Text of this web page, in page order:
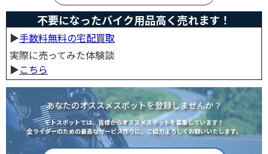
不要になったバイク用品高く売れます！
▶︎手数料無料の宅配買取
実際に売ってみた体験談
▶︎こちら
あなたのオススメスポットを登録しませんか？
モトスポットでは、皆様からオススメスポットを募集しています！
全ライダーのための最高なサービス作りに、ご協力よろしくお願いいたします。